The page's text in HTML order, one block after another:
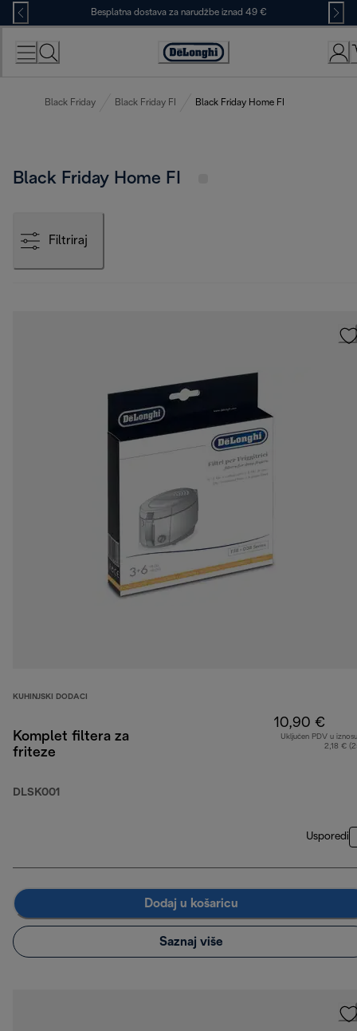
Skip
to
Content
Besplatna dostava za narudžbe iznad 49 €
Accessibility
Black Friday Black Friday FI Black Friday Home FI
Black Friday Home FI
Filtriraj
KUHINJSKI DODACI
Komplet filtera za
friteze
DLSK001
10,90 €
Uključen PDV u
2,18 €
Usporedi
Dodaj u košaricu
Saznaj više